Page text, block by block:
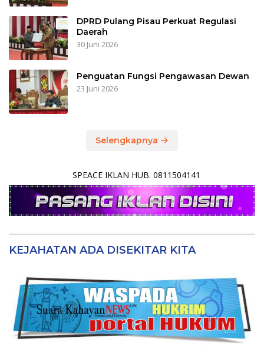
DPRD Pulang Pisau Perkuat Regulasi
Daerah
30 Juni 2026
Penguatan Fungsi Pengawasan Dewan
23 Juni 2026
Selengkapnya
SPEACE IKLAN HUB. 0811504141
KEJAHATAN ADA DISEKITAR KITA